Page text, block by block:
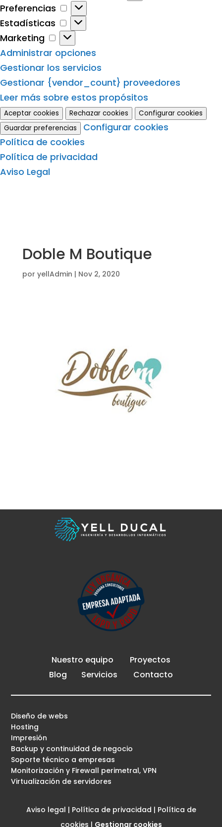
Preferencias
Preferencias
Estadísticas
Estadísticas
Marketing
Marketing
Administrar opciones
Gestionar los servicios
Gestionar {vendor_count} proveedores
Leer más sobre estos propósitos
Aceptar cookies Rechazar cookies
Configurar cookies
Guardar preferencias
Configurar cookies
Política de cookies
Política de privacidad
Aviso Legal
Doble M Boutique
por yellAdmin | Nov 2, 2020
Nuestro equipo
Proyectos
Blog
Servicios Contacto
Diseño de webs
Hosting
Impresión
Backup y continuidad de negocio
Soporte técnico a empresas
Monitorización y Firewall perimetral, VPN
Virtualización de servidores
Aviso legal | Política de privacidad | Política de
cookies | Gestionar cookies